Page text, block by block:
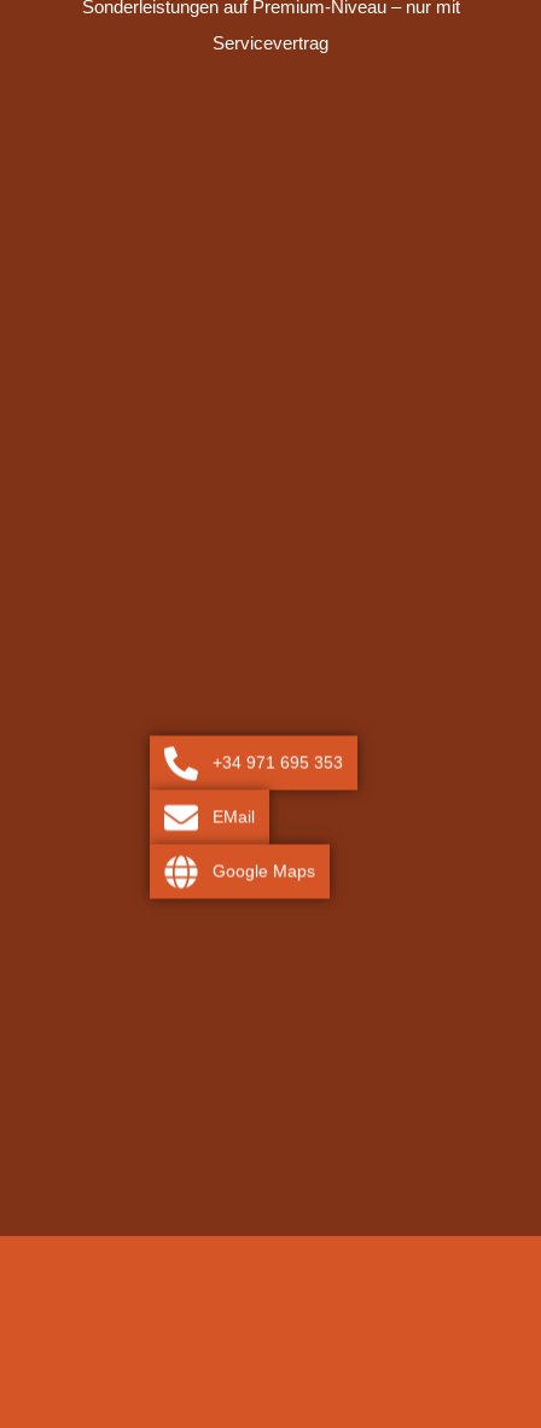
Sonderleistungen auf Premium-Niveau – nur mit
Servicevertrag
+34 971 695 353
EMail
Google Maps